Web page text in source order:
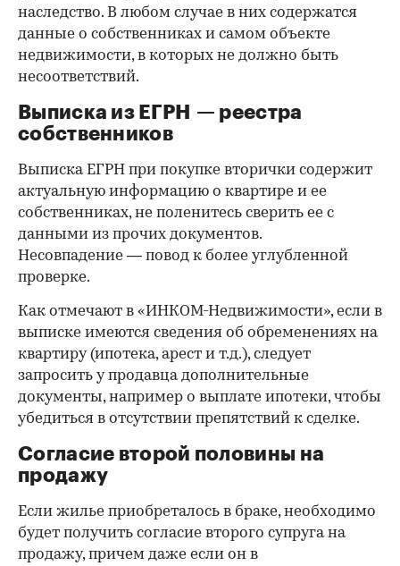
наследство. В любом случае в них содержатся
данные о собственниках и самом объекте
недвижимости, в которых не должно быть
несоответствий.
Выписка из ЕГРН — реестра
собственников
Выписка ЕГРН при покупке вторички содержит
актуальную информацию о квартире и ее
собственниках, не поленитесь сверить ее с
данными из прочих документов.
Несовпадение — повод к более углубленной
проверке.
Как отмечают в «ИНКОМ-Недвижимости», если в
выписке имеются сведения об обременениях на
квартиру (ипотека, арест и т.д.), следует
запросить у продавца дополнительные
документы, например о выплате ипотеки, чтобы
убедиться в отсутствии препятствий к сделке.
Согласие второй половины на
продажу
Если жилье приобреталось в браке, необходимо
будет получить согласие второго супруга на
продажу, причем даже если он в